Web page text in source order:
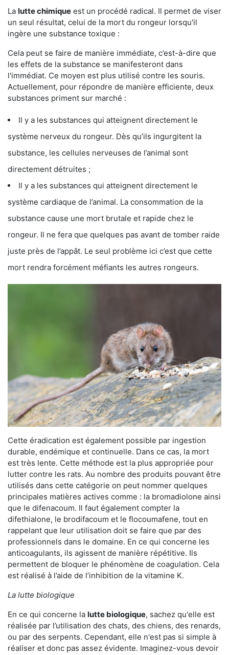
La lutte chimique est un procédé radical. Il permet de viser
un seul résultat, celui de la mort du rongeur lorsqu'il
ingère une substance toxique :
Cela peut se faire de manière immédiate, c’est-à-dire que
les effets de la substance se manifesteront dans
l'immédiat. Ce moyen est plus utilisé contre les souris.
Actuellement, pour répondre de manière efficiente, deux
substances priment sur marché :
Il y a les substances qui atteignent directement le
système nerveux du rongeur. Dès qu’ils ingurgitent la
substance, les cellules nerveuses de l’animal sont
directement détruites ;
Il y a les substances qui atteignent directement le
système cardiaque de l’animal. La consommation de la
substance cause une mort brutale et rapide chez le
rongeur. Il ne fera que quelques pas avant de tomber raide
juste près de l’appât. Le seul problème ici c’est que cette
mort rendra forcément méfiants les autres rongeurs.
Cette éradication est également possible par ingestion
durable, endémique et continuelle. Dans ce cas, la mort
est très lente. Cette méthode est la plus appropriée pour
lutter contre les rats. Au nombre des produits pouvant être
utilisés dans cette catégorie on peut nommer quelques
principales matières actives comme : la bromadiolone ainsi
que le difenacoum. Il faut également compter la
difethialone, le brodifacoum et le flocoumafene, tout en
rappelant que leur utilisation doit se faire que par des
professionnels dans le domaine. En ce qui concerne les
anticoagulants, ils agissent de manière répétitive. Ils
permettent de bloquer le phénomène de coagulation. Cela
est réalisé à l’aide de l’inhibition de la vitamine K.
La lutte biologique
En ce qui concerne la lutte biologique, sachez qu'elle est
réalisée par l’utilisation des chats, des chiens, des renards,
ou par des serpents. Cependant, elle n'est pas si simple à
réaliser et donc pas assez évidente. Imaginez-vous devoir